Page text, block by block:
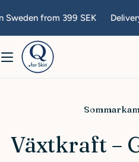
to
content
from 399 SEK Delivery
Växtkraft –